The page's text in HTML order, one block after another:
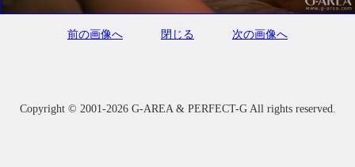
前の画像へ 閉じる 次の画像へ
Copyright © 2001-2026 G-AREA & PERFECT-G All rights reserved.